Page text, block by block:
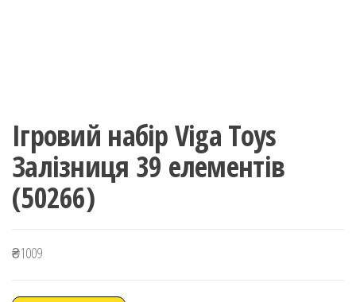
Ігровий набір Viga Toys
Залізниця 39 елементів
(50266)
₴1009